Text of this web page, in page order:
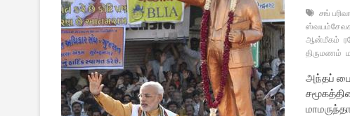
சங்
ஆன்மீகம்
திருமணம்
அந்தப்